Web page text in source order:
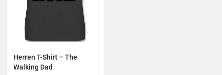
Herren T-Shirt – The
Walking Dad